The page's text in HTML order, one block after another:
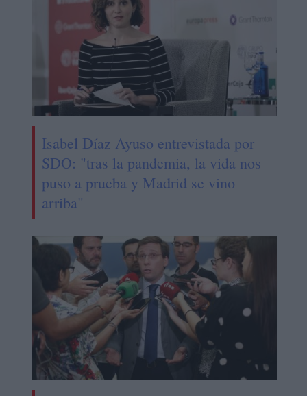
Isabel Díaz Ayuso entrevistada por
SDO: "tras la pandemia, la vida nos
puso a prueba y Madrid se vino
arriba"